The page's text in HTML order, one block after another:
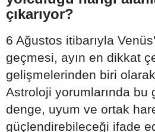
çıkarıyor?
6 Ağustos itibarıyla
geçmesi, ayın en dikkat
gelişmelerinden biri
Astroloji yorumlarında bu
denge, uyum ve ortak
güçlendirebileceği ifade